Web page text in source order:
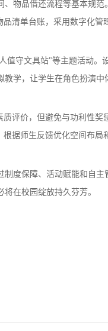
品借还流程等基本规范
清单台账，采用数字化管
守文具站"等主题活动。
学，让学生在角色扮演中
价，但避免与功利性奖
据师生反馈优化空间布
度保障、活动赋能和自主
在校园绽放持久芬芳。